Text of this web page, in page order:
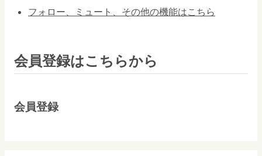
フォロー、ミュート、その他の機能はこちら
会員登録はこちらから
会員登録